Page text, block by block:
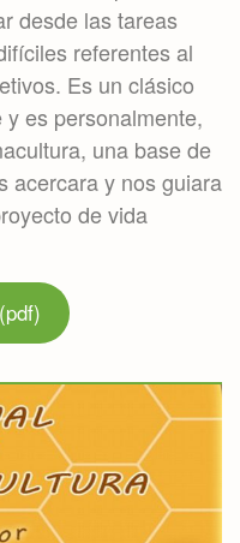
desde las tareas
referentes al
Es un clásico
es personalmente,
una base de
acercara y nos guiara
de vida